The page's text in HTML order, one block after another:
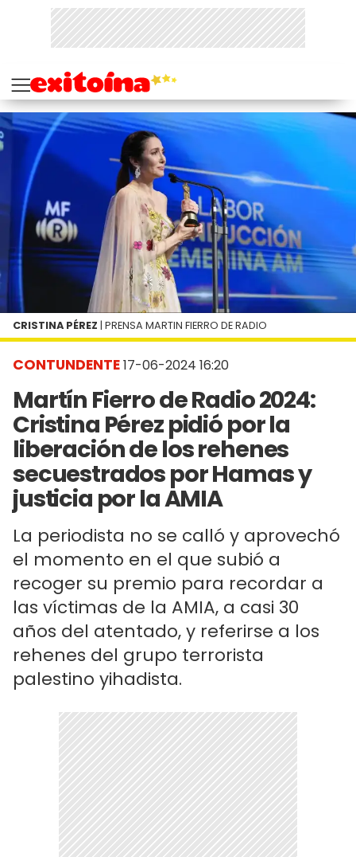
CONTUNDENTE17-06-2024 16:20
Martín Fierro de Radio 2024:
Cristina Pérez pidió por la
liberación de los rehenes
secuestrados por Hamas y
justicia por la AMIA
La periodista no se calló y aprovechó
el momento en el que subió a
recoger su premio para recordar a
las víctimas de la AMIA, a casi 30
años del atentado, y referirse a los
rehenes del grupo terrorista
palestino yihadista.
CRISTINA PÉREZ | PRENSA MARTIN FIERRO DE RADIO